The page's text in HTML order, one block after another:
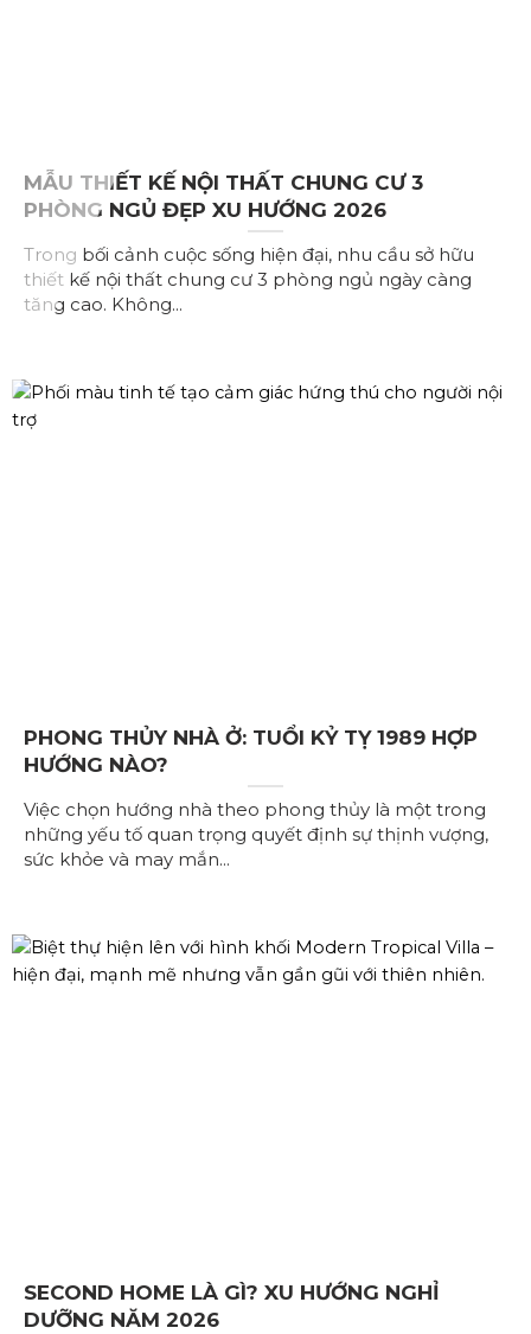
MẪU THIẾT KẾ NỘI THẤT CHUNG CƯ 3
PHÒNG NGỦ ĐẸP XU HƯỚNG 2026
Trong bối cảnh cuộc sống hiện đại, nhu cầu sở hữu
thiết kế nội thất chung cư 3 phòng ngủ ngày càng
tăng cao. Không
PHONG THỦY NHÀ Ở: TUỔI KỶ TỴ 1989 HỢP
HƯỚNG NÀO?
Việc chọn hướng nhà theo phong thủy là một trong
những yếu tố quan trọng quyết định sự thịnh vượng,
sức khỏe và may mắn
SECOND HOME LÀ GÌ? XU HƯỚNG NGHỈ
DƯỠNG NĂM 2026